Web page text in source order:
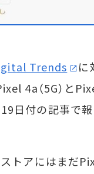
Trends に
4a（5G）と
日付の記事で
アにはまだ